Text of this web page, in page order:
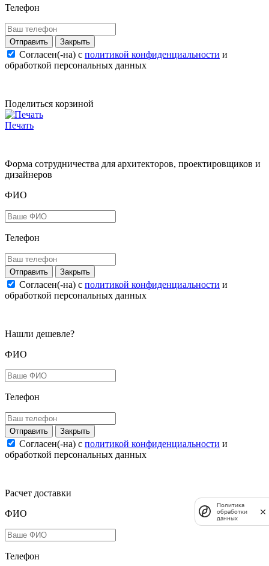
Телефон
Закрыть
Согласен(-на) c политикой конфиденциальности и
обработкой персональных данных
Поделиться корзиной
Печать
Форма сотрудничества для архитекторов, проектировщиков и
дизайнеров
ФИО
Телефон
Закрыть
Согласен(-на) c политикой конфиденциальности и
обработкой персональных данных
Нашли дешевле?
ФИО
Телефон
Закрыть
Согласен(-на) c политикой конфиденциальности и
обработкой персональных данных
Расчет доставки
ФИО
Телефон
Политика
обработки
данных